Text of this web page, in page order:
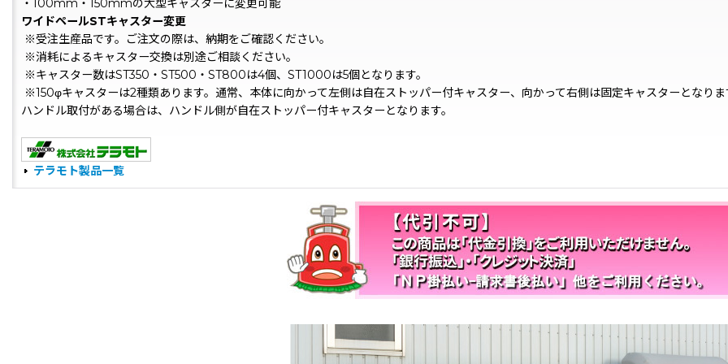
・100mm・150mmの大型キャスターに変更可能
ワイドペールSTキャスター変更
※受注生産品です。ご注文の際は、納期をご確認ください。
※消耗によるキャスター交換は別途ご相談ください。
※キャスター数はST350・ST500・ST800は4個、ST1000は5個となります。
※150φキャスターは2種類あります。通常、本体に向かって左側は自在ストッパー付キャスター、向かって右側は固定キャスターとなりま
ハンドル取付がある場合は、ハンドル側が自在ストッパー付キャスターとなります。
テラモト製品一覧